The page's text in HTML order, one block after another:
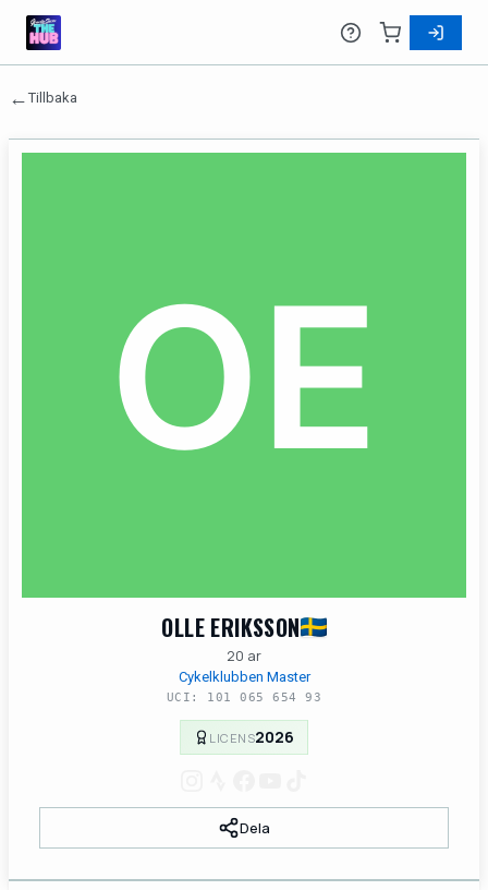
←Tillbaka
OLLE ERIKSSON
20 ar
Cykelklubben Master
UCI: 101 065 654 93
LICENS2026
Dela